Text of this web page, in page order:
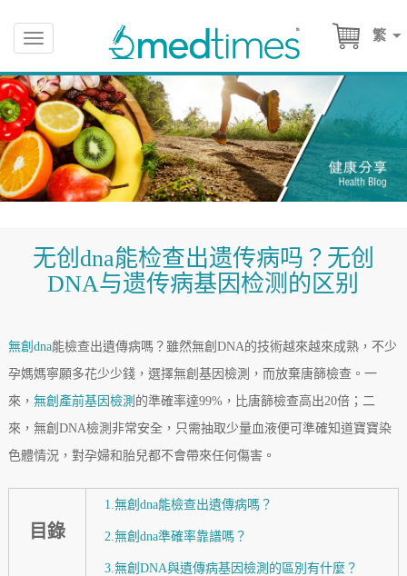
繁
Toggle
navigation
无创dna能检查出遗传病吗？无创
DNA与遗传病基因检测的区别
無創dna能檢查出遺傳病嗎？雖然無創DNA的技術越來越來成熟，不少
孕媽媽寧願多花少少錢，選擇無創基因檢測，而放棄唐篩檢查。一
來， 無創產前基因檢測 的準確率達99%，比唐篩檢查高出20倍；二
來，無創DNA檢測非常安全，只需抽取少量血液便可準確知道寶寶染
色體情況，對孕婦和胎兒都不會帶來任何傷害。
目錄
1.無創dna能檢查出遺傳病嗎？
2.無創dna準確率靠譜嗎？
3.無創DNA與遺傳病基因檢測的區別有什麼？